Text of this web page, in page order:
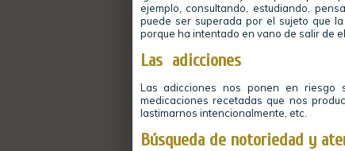
ejemplo, consultando, estudiando,
puede ser superada por el sujeto que
porque ha intentado en vano de salir de
Las adicciones
Las adicciones nos ponen en riesgo
medicaciones recetadas que nos
lastimarnos intencionalmente, etc.
Búsqueda de notoriedad y